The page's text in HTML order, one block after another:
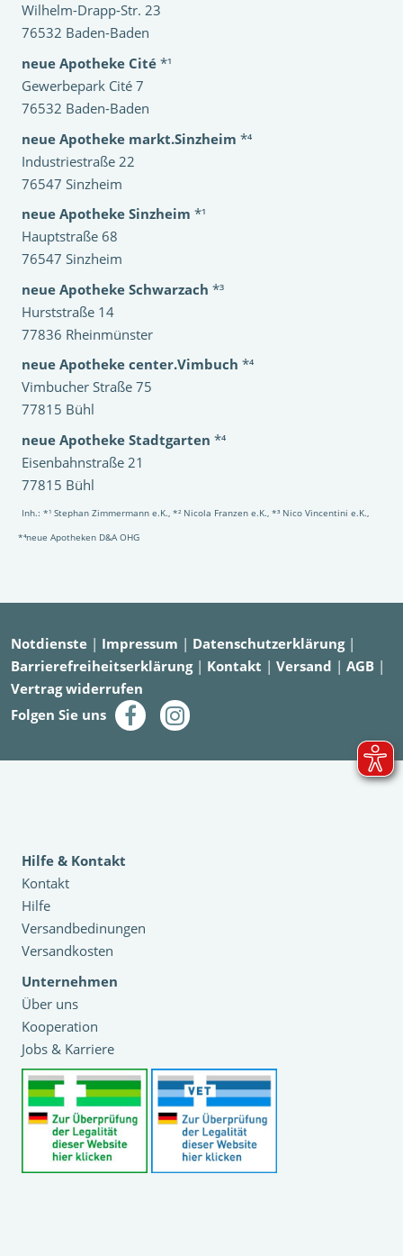
Wilhelm-Drapp-Str. 23
76532 Baden-Baden
neue Apotheke Cité *¹
Gewerbepark Cité 7
76532 Baden-Baden
neue Apotheke markt.Sinzheim *⁴
Industriestraße 22
76547 Sinzheim
neue Apotheke Sinzheim *¹
Hauptstraße 68
76547 Sinzheim
neue Apotheke Schwarzach *³
Hurststraße 14
77836 Rheinmünster
neue Apotheke center.Vimbuch *⁴
Vimbucher Straße 75
77815 Bühl
neue Apotheke Stadtgarten *⁴
Eisenbahnstraße 21
77815 Bühl
Inh.: *¹ Stephan Zimmermann e.K., *² Nicola Franzen e.K., *³ Nico Vincentini e.K.,
*⁴neue Apotheken D&A OHG
Notdienste | Impressum | Datenschutzerklärung|
Barrierefreiheitserklärung| Kontakt | Versand | AGB |
Vertrag widerrufen
Folgen Sie uns
Hilfe & Kontakt
Kontakt
Hilfe
Versandbedinungen
Versandkosten
Unternehmen
Über uns
Kooperation
Jobs & Karriere